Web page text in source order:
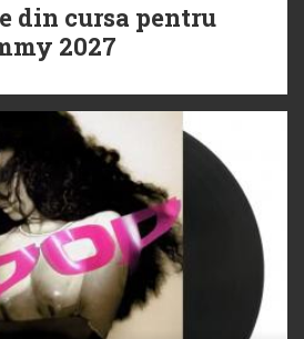
din cursa pentru
2027